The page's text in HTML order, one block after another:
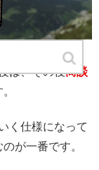
は、その後商談
く仕様になって
が一番です。